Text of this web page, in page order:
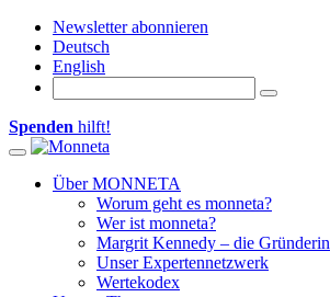
Newsletter abonnieren
Deutsch
English
Spenden hilft!
Toggle navigation
Über MONNETA
Worum geht es monneta?
Wer ist monneta?
Margrit Kennedy – die Gründerin
Unser Expertennetzwerk
Wertekodex